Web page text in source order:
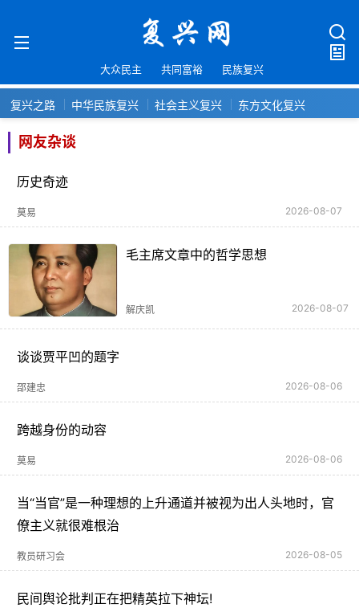
大众民主 共同富裕 民族复兴
复兴之路 中华民族复兴 社会主义复兴 东方文化复兴
网友杂谈
历史奇迹
莫易 2026-08-07
毛主席文章中的哲学思想
解庆凯 2026-08-07
谈谈贾平凹的题字
邵建忠 2026-08-06
跨越身份的动容
莫易 2026-08-06
当“当官”是一种理想的上升通道并被视为出人头地时，官
僚主义就很难根治
教员研习会 2026-08-05
民间舆论批判正在把精英拉下神坛!